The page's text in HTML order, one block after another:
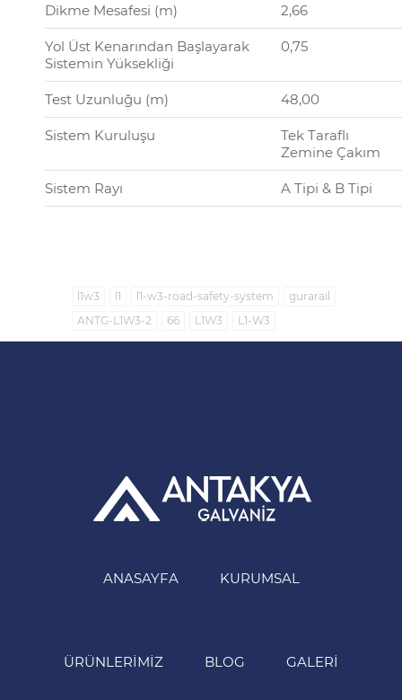
Dikme Mesafesi (m) 2,66
Yol Üst Kenarından Başlayarak
Sistemin Yüksekliği
0,75
Test Uzunluğu (m) 48,00
Sistem Kuruluşu
Tek Taraflı
Zemine Çakım
Sistem Rayı A Tipi & B Tipi
l1w3 l1 l1-w3-road-safety-system
gurarail
ANTG-L1W3-2
66 L1W3 L1-W3
ANASAYFA KURUMSAL
ÜRÜNLERIMIZ BLOG GALERI